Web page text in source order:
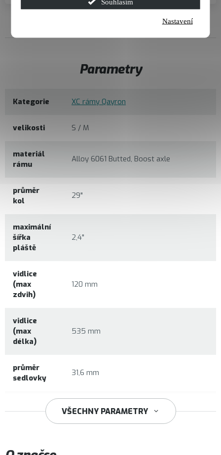
Nastavení
Parametry
Kategorie XC rámy Qayron
velikosti S / M
materiál
rámu
Alloy 6061 Butted, Boost axle
průměr
kol
29"
maximální
šířka
pláště
2,4"
vidlice
(max
zdvih)
120 mm
vidlice
(max
délka)
535 mm
průměr
sedlovky
31,6 mm
34,9 mm
VŠECHNY PARAMETRY